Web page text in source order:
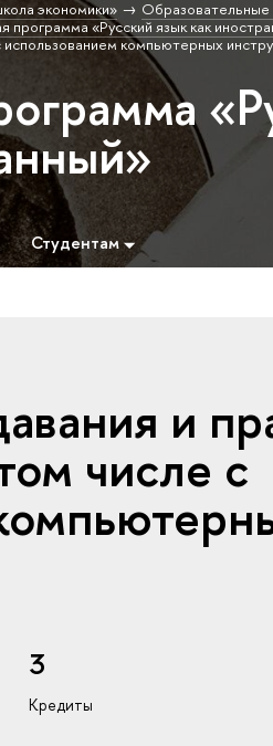
экономики»
Образовательные
программа «Русский язык как
компьютерных
Студентам
и
числе с
3
Кредиты